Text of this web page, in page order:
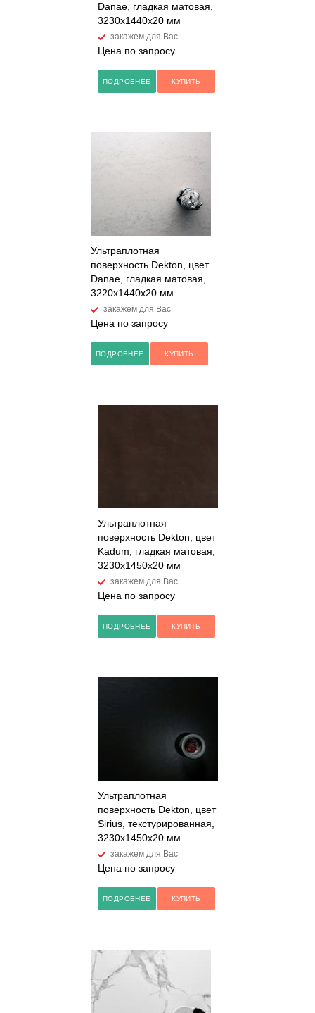
Danae, гладкая матовая,
3230x1440x20 мм
закажем для Вас
Цена по запросу
ПОДРОБНЕЕ КУПИТЬ
Ультраплотная
поверхность Dekton, цвет
Danae, гладкая матовая,
3220x1440x20 мм
закажем для Вас
Цена по запросу
ПОДРОБНЕЕ КУПИТЬ
Ультраплотная
поверхность Dekton, цвет
Kadum, гладкая матовая,
3230x1450x20 мм
закажем для Вас
Цена по запросу
ПОДРОБНЕЕ КУПИТЬ
Ультраплотная
поверхность Dekton, цвет
Sirius, текстурированная,
3230x1450x20 мм
закажем для Вас
Цена по запросу
ПОДРОБНЕЕ КУПИТЬ